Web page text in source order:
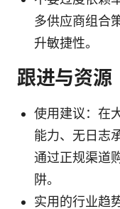
多供应商组合
升敏捷性。
跟进与资源
使用建议：在
能力、无日志
通过正规渠道
阱。
实用的行业趋